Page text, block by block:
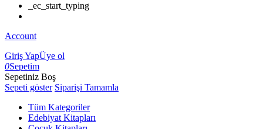
_ec_start_typing
Account
Giriş YapÜye ol
0Sepetim
Sepetiniz Boş
Sepeti göster Siparişi Tamamla
Tüm Kategoriler
Edebiyat Kitapları